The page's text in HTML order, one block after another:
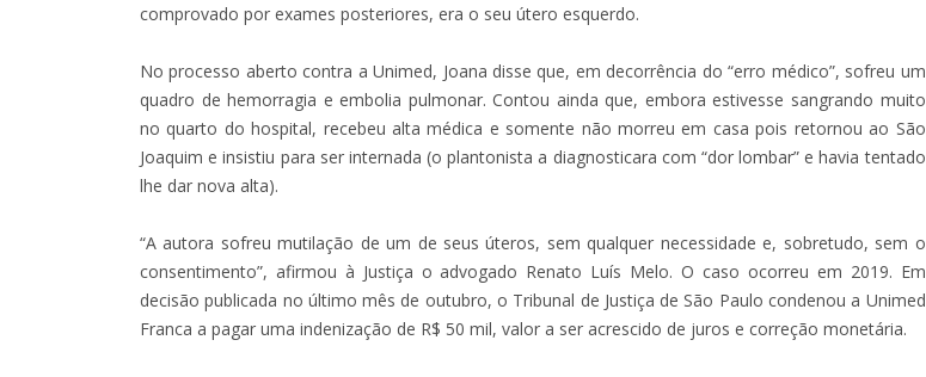
comprovado por exames posteriores, era o seu útero esquerdo.
No processo aberto contra a Unimed, Joana disse que, em decorrência do “erro médico”, sofreu um
quadro de hemorragia e embolia pulmonar. Contou ainda que, embora estivesse sangrando muito
no quarto do hospital, recebeu alta médica e somente não morreu em casa pois retornou ao São
Joaquim e insistiu para ser internada (o plantonista a diagnosticara com “dor lombar” e havia tentado
lhe dar nova alta).
“A autora sofreu mutilação de um de seus úteros, sem qualquer necessidade e, sobretudo, sem o
consentimento”, afirmou à Justiça o advogado Renato Luís Melo. O caso ocorreu em 2019. Em
decisão publicada no último mês de outubro, o Tribunal de Justiça de São Paulo condenou a Unimed
Franca a pagar uma indenização de R$ 50 mil, valor a ser acrescido de juros e correção monetária.